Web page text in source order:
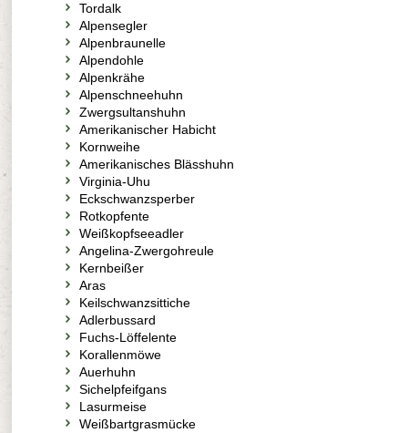
Tordalk
Alpensegler
Alpenbraunelle
Alpendohle
Alpenkrähe
Alpenschneehuhn
Zwergsultanshuhn
Amerikanischer Habicht
Kornweihe
Amerikanisches Blässhuhn
Virginia-Uhu
Eckschwanzsperber
Rotkopfente
Weißkopfseeadler
Angelina-Zwergohreule
Kernbeißer
Aras
Keilschwanzsittiche
Adlerbussard
Fuchs-Löffelente
Korallenmöwe
Auerhuhn
Sichelpfeifgans
Lasurmeise
Weißbartgrasmücke